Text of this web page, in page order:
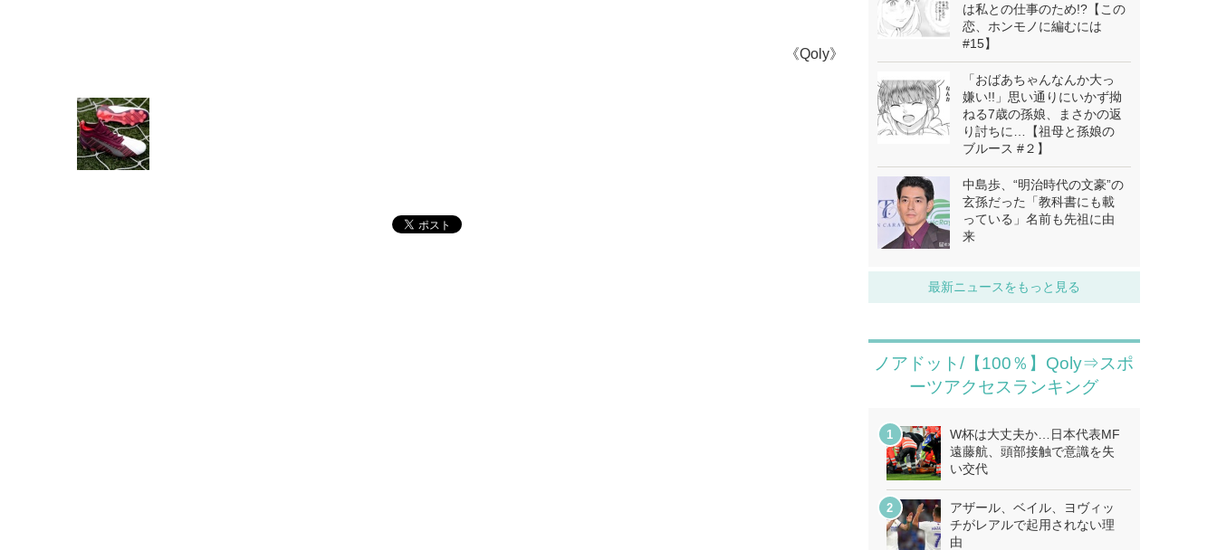
《Qoly》
は私との仕事のため!?【この
恋、ホンモノに編むには
#15】
「おばあちゃんなんか大っ
嫌い!!」思い通りにいかず拗
ねる7歳の孫娘、まさかの返
り討ちに…【祖母と孫娘の
ブルース #２】
中島歩、“明治時代の文豪”の
玄孫だった「教科書にも載
っている」名前も先祖に由
来
最新ニュースをもっと見る
ノアドット/【100％】Qoly⇒スポ
ーツアクセスランキング
W杯は大丈夫か…日本代表MF
遠藤航、頭部接触で意識を失
い交代
アザール、ベイル、ヨヴィッ
チがレアルで起用されない理
由